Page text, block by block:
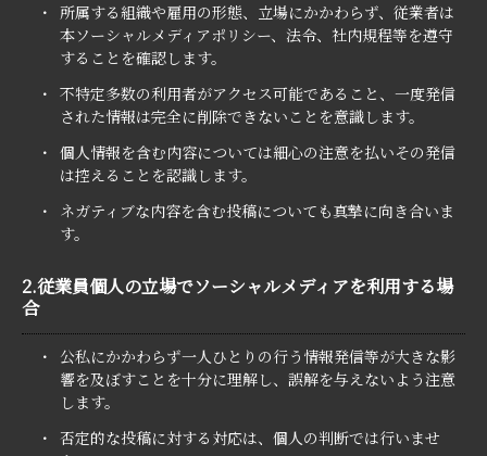
・ 所属する組織や雇用の形態、立場にかかわらず、従業者は
本ソーシャルメディアポリシー、法令、社内規程等を遵守
することを確認します。
・ 不特定多数の利用者がアクセス可能であること、一度発信
された情報は完全に削除できないことを意識します。
・ 個人情報を含む内容については細心の注意を払いその発信
は控えることを認識します。
・
ネガティブな内容を含む投稿についても真摯に向き合いま
す。
2.従業員個人の立場でソーシャルメディアを利用する場
合
・
公私にかかわらず一人ひとりの行う情報発信等が大きな影
響を及ぼすことを十分に理解し、誤解を与えないよう注意
します。
・ 否定的な投稿に対する対応は、個人の判断では行いませ